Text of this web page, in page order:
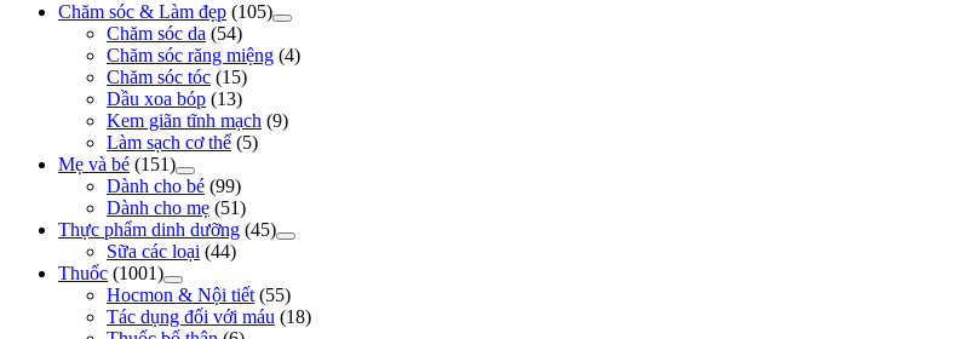
Chăm sóc & Làm đẹp (105)
Chăm sóc da (54)
Chăm sóc răng miệng (4)
Chăm sóc tóc (15)
Dầu xoa bóp (13)
Kem giãn tĩnh mạch (9)
Làm sạch cơ thể (5)
Mẹ và bé (151)
Dành cho bé (99)
Dành cho mẹ (51)
Thực phẩm dinh dưỡng (45)
Sữa các loại (44)
Thuốc (1001)
Hocmon & Nội tiết (55)
Tác dụng đối với máu (18)